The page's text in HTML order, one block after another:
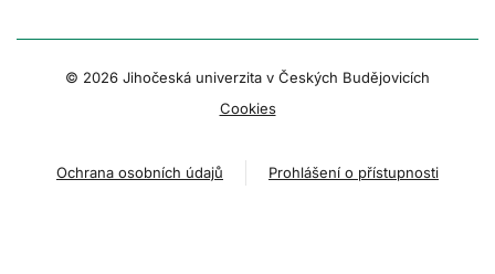
© 2026 Jihočeská univerzita v Českých Budějovicích
Cookies
Ochrana osobních údajů Prohlášení o přístupnosti